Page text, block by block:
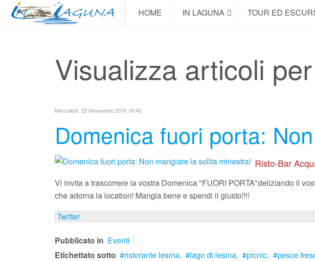
HOME IN LAGUNA TOUR ED
Visualizza articoli
Mercoledì, 23 Novembre 2016 16:45
Domenica fuori porta:
Risto-Bar
Vi invita a trascorrere la vostra Domenica "FUORI PORTA"deliziando il
che adorna la location! Mangia bene e spendi il giusto!!!!
Twitter
Pubblicato in Eventi
Etichettato sotto
ristorante lesina, lago di lesina, picnic, pesce